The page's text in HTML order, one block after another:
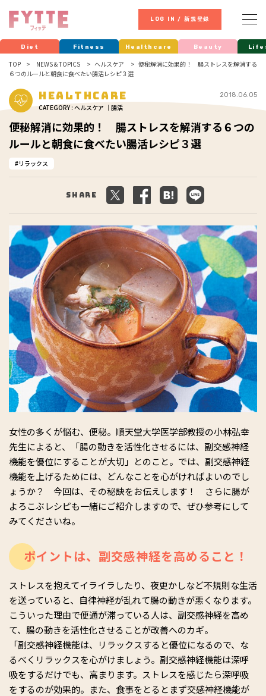
LOG IN / 新規登録
Diet Fitness Healthcare Beauty
TOP NEWS & TOPICS ヘルスケア
便秘解消に効果的！ 腸ストレスを解消する
６つのルールと朝食に食べたい腸活レシピ３選
Healthcare
CATEGORY : ヘルスケア ｜腸活
2018.06.05
便秘解消に効果的！ 腸ストレスを解消する６つの
ルールと朝食に食べたい腸活レシピ３選
リラックス
Share
女性の多くが悩む、便秘。順天堂大学医学部教授の小林弘幸
先生によると、「腸の動きを活性化させるには、副交感神経
機能を優位にすることが大切」とのこと。では、副交感神経
機能を上げるためには、どんなことを心がければよいのでし
ょうか？ 今回は、その秘訣をお伝えします！ さらに腸が
よろこぶレシピも一緒にご紹介しますので、ぜひ参考にして
みてくださいね。
ポイントは、副交感神経を高めること！
ストレスを抱えてイライラしたり、夜更かしなど不規則な生活
を送っていると、自律神経が乱れて腸の動きが悪くなります。
こういった理由で便通が滞っている人は、副交感神経を高め
て、腸の動きを活性化させることが改善へのカギ。
「副交感神経機能は、リラックスすると優位になるので、な
るべくリラックスを心がけましょう。副交感神経機能は深呼
吸をするだけでも、高まります。ストレスを感じたら深呼吸
をするのが効果的。また、食事をとるとまず交感神経機能が